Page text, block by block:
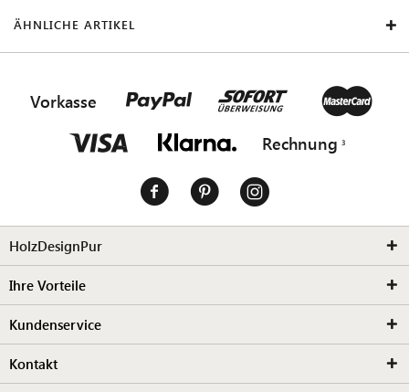
ÄHNLICHE ARTIKEL
Vorkasse
Rechnung
HolzDesignPur
Ihre Vorteile
Kundenservice
Kontakt